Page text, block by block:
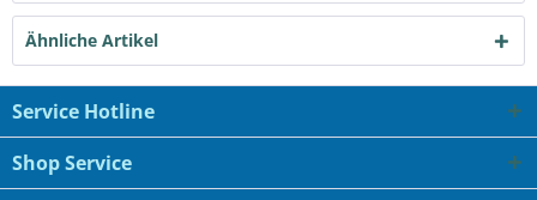
Ähnliche Artikel
Service Hotline
Shop Service